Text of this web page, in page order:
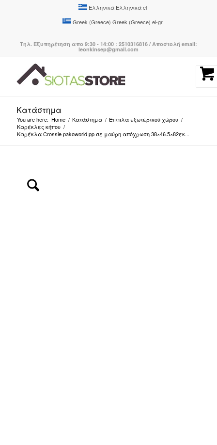
Ελληνικά Ελληνικάel
Greek (Greece) Greek (Greece) el-gr
Τηλ. Εξυπηρέτηση απο 9:30 - 14:00 : 2510316816 / Αποστολή email:
leonkinsep@gmail.com
Κατάστημα
You are here: Home / Κατάστημα / Έπιπλα εξωτερικού χώρου /
Καρέκλες κήπου /
Καρέκλα Crossie pakoworld pp σε μαύρη απόχρωση 38×46.5×82εκ...